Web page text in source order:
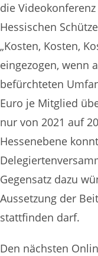
die
Hessischen
„Kosten, Kosten,
eingezogen, wenn
befürchteten
Euro je Mitglied
nur von 2021 auf
Hessenebene
Gegensatz dazu
Aussetzung der
stattfinden darf.
Den nächsten